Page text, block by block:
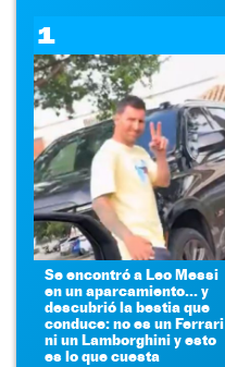
1
Se encontró a Leo Messi
en un aparcamiento... y
descubrió la bestia que
conduce: no es un Ferrari
ni un Lamborghini y esto
es lo que cuesta